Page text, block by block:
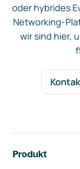
oder hybrides
Networking-
wir sind hier,
Produkt